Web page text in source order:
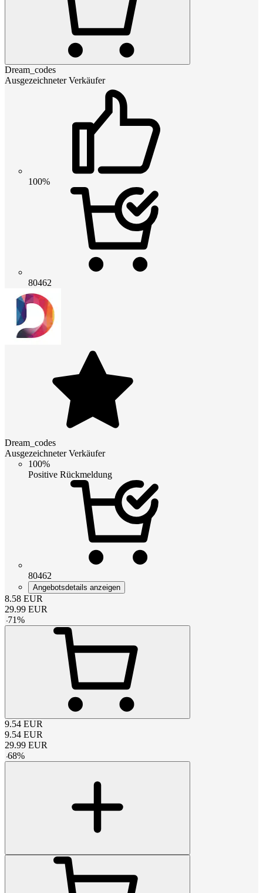
Dream_codes
Ausgezeichneter Verkäufer
100%
80462
Dream_codes
Ausgezeichneter Verkäufer
100%
Positive Rückmeldung
80462
Angebotsdetails anzeigen
8.58 EUR
29.99 EUR
-71%
9.54 EUR
9.54 EUR
29.99 EUR
-68%